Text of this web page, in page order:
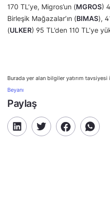
170 TL’ye, Migros’un (MGROS)
Birleşik Mağazalar’ın (BIMAS),
(ULKER) 95 TL’den 110 TL’ye
Burada yer alan bilgiler yatırım
Beyanı
Paylaş